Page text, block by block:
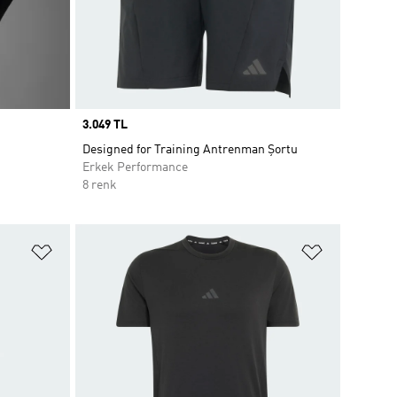
Price
3.049 TL
Designed for Training Antrenman Şortu
Erkek Performance
8 renk
Favori Listesine Ekle